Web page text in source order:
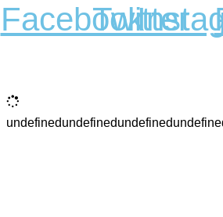
Facebook
Twitter
Copyright 2023 ©